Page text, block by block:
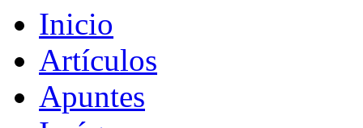
Inicio
Artículos
Apuntes